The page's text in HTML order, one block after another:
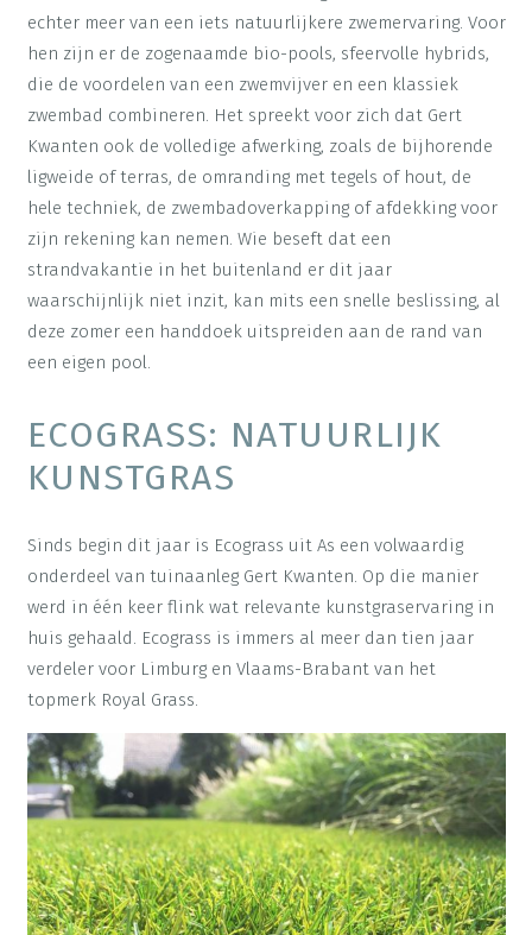
echter meer van een iets natuurlijkere zwemervaring. Voor
hen zijn er de zogenaamde bio-pools, sfeervolle hybrids,
die de voordelen van een zwemvijver en een klassiek
zwembad combineren. Het spreekt voor zich dat Gert
Kwanten ook de volledige afwerking, zoals de bijhorende
ligweide of terras, de omranding met tegels of hout, de
hele techniek, de zwembadoverkapping of afdekking voor
zijn rekening kan nemen. Wie beseft dat een
strandvakantie in het buitenland er dit jaar
waarschijnlijk niet inzit, kan mits een snelle beslissing, al
deze zomer een handdoek uitspreiden aan de rand van
een eigen pool.
ECOGRASS: NATUURLIJK
KUNSTGRAS
Sinds begin dit jaar is Ecograss uit As een volwaardig
onderdeel van tuinaanleg Gert Kwanten. Op die manier
werd in één keer flink wat relevante kunstgraservaring in
huis gehaald. Ecograss is immers al meer dan tien jaar
verdeler voor Limburg en Vlaams-Brabant van het
topmerk Royal Grass.